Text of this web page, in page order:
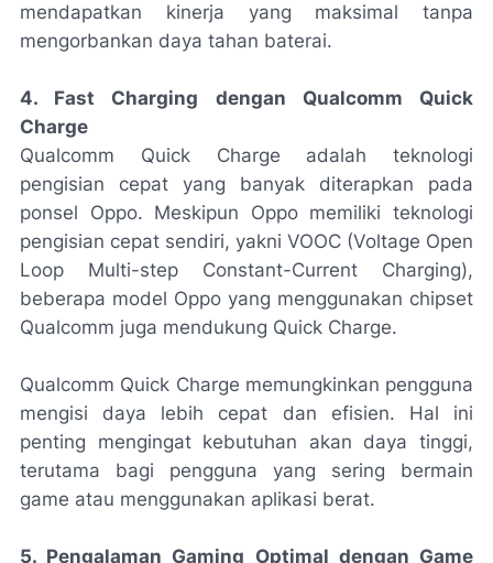
mendapatkan kinerja yang maksimal tanpa
mengorbankan daya tahan baterai.
4. Fast Charging dengan Qualcomm Quick
Charge
Qualcomm Quick Charge adalah teknologi
pengisian cepat yang banyak diterapkan pada
ponsel Oppo. Meskipun Oppo memiliki teknologi
pengisian cepat sendiri, yakni VOOC (Voltage Open
Loop Multi-step Constant-Current Charging),
beberapa model Oppo yang menggunakan chipset
Qualcomm juga mendukung Quick Charge.
Qualcomm Quick Charge memungkinkan pengguna
mengisi daya lebih cepat dan efisien. Hal ini
penting mengingat kebutuhan akan daya tinggi,
terutama bagi pengguna yang sering bermain
game atau menggunakan aplikasi berat.
5. Pengalaman Gaming Optimal dengan Game